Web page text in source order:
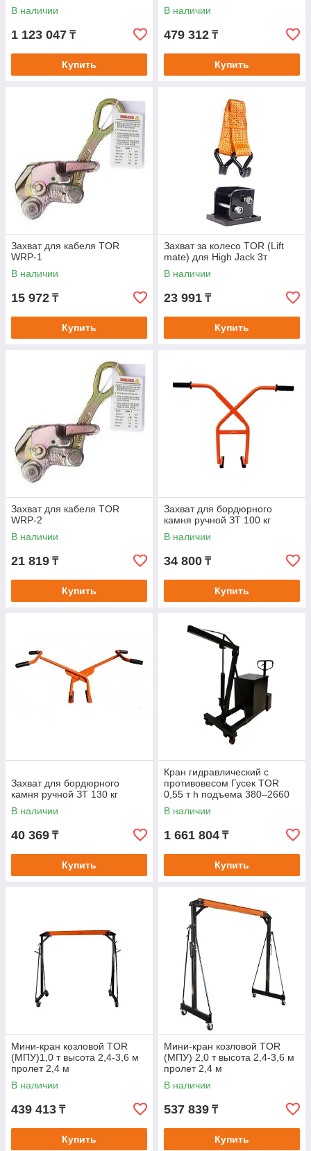
В наличии
1 123 047 ₸
Купить
В наличии
479 312 ₸
Купить
Захват для кабеля TOR
WRP-1
В наличии
15 972 ₸
Купить
Захват за колесо TOR (Lift
mate) для High Jack 3т
В наличии
23 991 ₸
Купить
Захват для кабеля TOR
WRP-2
В наличии
21 819 ₸
Купить
Захват для бордюрного
камня ручной ЗТ 100 кг
В наличии
34 800 ₸
Купить
Захват для бордюрного
камня ручной ЗТ 130 кг
В наличии
40 369 ₸
Купить
Кран гидравлический c
противовесом Гусек TOR
0,55 т h подъема 380–2660
мм
В наличии
1 661 804 ₸
Купить
Мини-кран козловой TOR
(МПУ)1,0 т высота 2,4-3,6 м
пролет 2,4 м
В наличии
439 413 ₸
Купить
Мини-кран козловой TOR
(МПУ) 2,0 т высота 2,4-3,6 м
пролет 2,4 м
В наличии
537 839 ₸
Купить